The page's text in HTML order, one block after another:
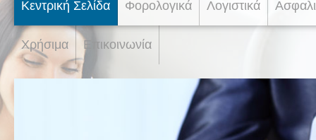
Κεντρική Σελίδα Φορολογικά Λογιστικά
Χρήσιμα Επικοινωνία